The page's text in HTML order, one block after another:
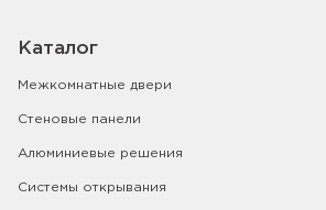
Каталог
Межкомнатные двери
Стеновые панели
Алюминиевые решения
Системы открывания